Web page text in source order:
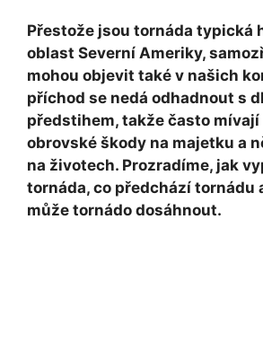
Přestože jsou tornáda typická
oblast Severní Ameriky,
mohou objevit také v našich
příchod se nedá odhadnout s
předstihem, takže často mívají
obrovské škody na majetku a
na životech. Prozradíme, jak
tornáda, co předchází tornádu
může tornádo dosáhnout.